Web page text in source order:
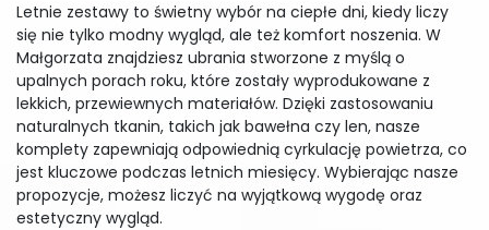
Letnie zestawy to świetny wybór na ciepłe dni, kiedy liczy
się nie tylko modny wygląd, ale też komfort noszenia. W
Małgorzata znajdziesz ubrania stworzone z myślą o
upalnych porach roku, które zostały wyprodukowane z
lekkich, przewiewnych materiałów. Dzięki zastosowaniu
naturalnych tkanin, takich jak bawełna czy len, nasze
komplety zapewniają odpowiednią cyrkulację powietrza, co
jest kluczowe podczas letnich miesięcy. Wybierając nasze
propozycje, możesz liczyć na wyjątkową wygodę oraz
estetyczny wygląd.